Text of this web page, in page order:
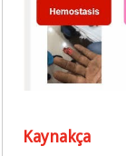
Kaynakça